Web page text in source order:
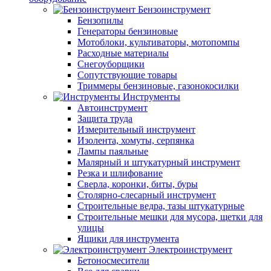
Бензоинструмент
Бензопилы
Генераторы бензиновые
Мотоблоки, культиваторы, мотопомпы
Расходные материалы
Снегоуборщики
Сопутствующие товары
Триммеры бензиновые, газонокосилки
Инструменты
Автоинструмент
Защита труда
Измерительный инструмент
Изолента, хомуты, серпянка
Лампы паяльные
Малярный и штукатурный инструмент
Резка и шлифование
Сверла, коронки, биты, буры
Столярно-слесарный инструмент
Строительные ведра, тазы штукатурные
Строительные мешки для мусора, щетки для
улицы
Ящики для инструмента
Электроинструмент
Бетоносмесители